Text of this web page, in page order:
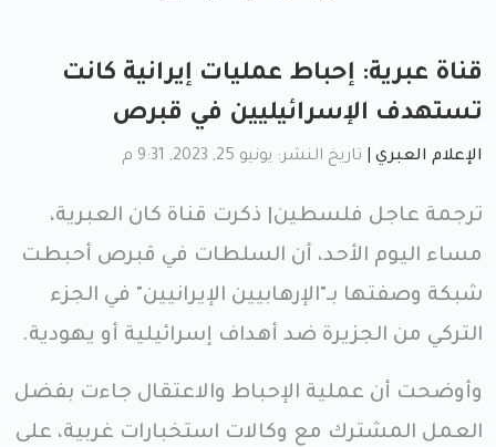
قناة عبرية: إحباط عمليات إيرانية كانت
تستهدف الإسرائيليين في قبرص
الإعلام العبري تاريخ النشر: يونيو 25, 2023, 9:31 م
ترجمة عاجل فلسطين| ذكرت قناة كان العبرية،
مساء اليوم الأحد، أن السلطات في قبرص أحبطت
شبكة وصفتها بـ"الإرهابيين الإيرانيين" في الجزء
التركي من الجزيرة ضد أهداف إسرائيلية أو يهودية.
وأوضحت أن عملية الإحباط والاعتقال جاءت بفضل
العمل المشترك مع وكالات استخبارات غربية، على